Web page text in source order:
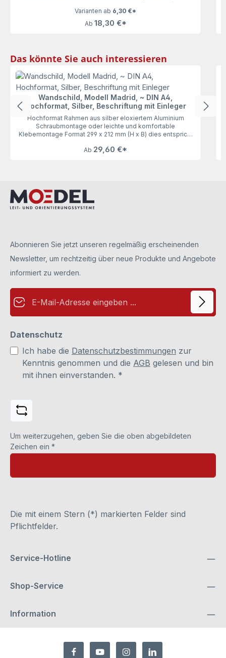
lassen keine Wünsche offen. Mit 110 Gramm haben die
Einleger genau die richtige Stärke zum bequemen
Ausdrucken und Einlegen. Vorgestanzt auf DIN A4 wird die
Varianten ab 6,30 €*
Ab 18,30 €*
Produktgalerie überspringen
Das könnte Sie auch interessieren
Wandschild, Modell Madrid, ~ DIN A4,
Hochformat, Silber, Beschriftung mit Einleger
Hochformat Rahmen aus silber eloxiertem Aluminium
Schraubmontage oder leichte und komfortable
Klebemontage Format 299 x 212 mm (H x B) dies entspricht
Beschriftungseinlage (wechselbar) Abdeckung
aber die schnelle und risikofreie Klebemontage. Hierzu sind
hochleistungsfähige Marken-Klebepads auf der Rückseite
angebracht. Die Beschriftung erfolgt durch wechselbare
sind die Abdeckungen durch Schutzfolien vor
Verkratzungen gesichert. Diese bitte vor der Benutzung
abziehen (dies betrifft die Vorder- und Rückseite).
Papiereinleger sind nicht im Lieferumfang enthalten. Diese
Ab 29,60 €*
Abonnieren Sie jetzt unseren regelmäßig erscheinenden
Newsletter, um rechtzeitig über neue Produkte und Angebote
informiert zu werden.
E-Mail-Adresse*
Datenschutz
Ich habe die Datenschutzbestimmungen zur
Kenntnis genommen und die AGB gelesen und bin
mit ihnen einverstanden. *
Um weiterzugehen, geben Sie die oben abgebildeten
Zeichen ein *
Die mit einem Stern (*) markierten Felder sind
Pflichtfelder.
Service-Hotline
Shop-Service
Information